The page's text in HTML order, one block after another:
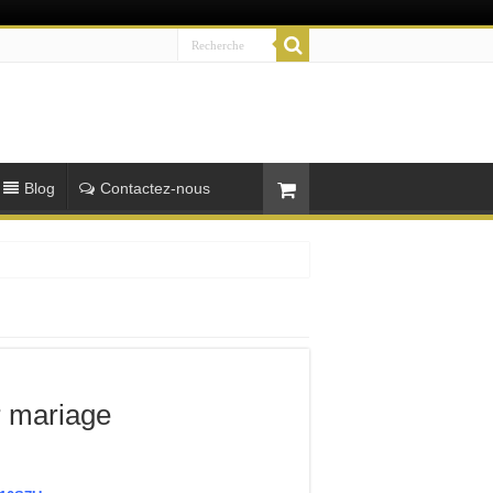
Blog Contactez-nous
mariage